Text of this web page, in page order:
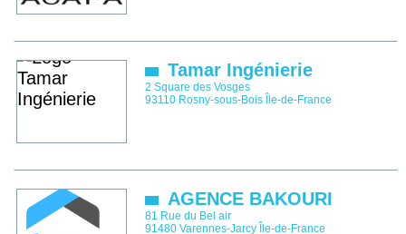
Tamar Ingénierie
2 Square des Vosges
93110 Rosny-sous-Bois Île-de-France
AGENCE BAKOURI
81 Rue du Bel air
91480 Varennes-Jarcy Île-de-France